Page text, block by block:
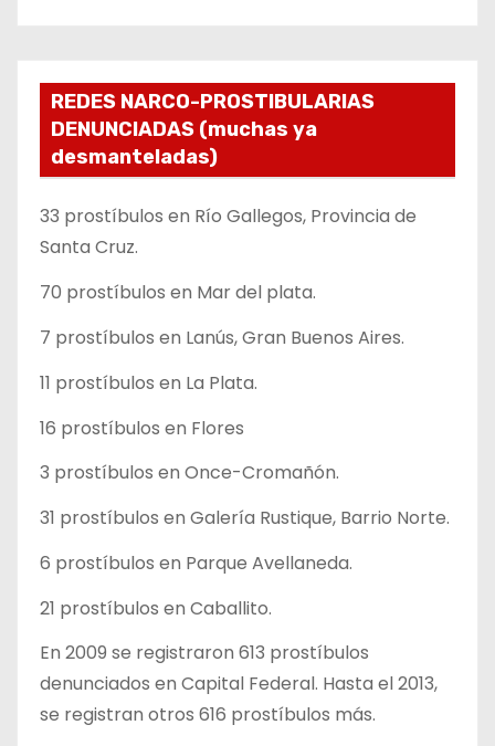
REDES NARCO-PROSTIBULARIAS
DENUNCIADAS (muchas ya
desmanteladas)
33 prostíbulos en Río Gallegos, Provincia de
Santa Cruz.
70 prostíbulos en Mar del plata.
7 prostíbulos en Lanús, Gran Buenos Aires.
11 prostíbulos en La Plata.
16 prostíbulos en Flores
3 prostíbulos en Once-Cromañón.
31 prostíbulos en Galería Rustique, Barrio Norte.
6 prostíbulos en Parque Avellaneda.
21 prostíbulos en Caballito.
En 2009 se registraron 613 prostíbulos
denunciados en Capital Federal. Hasta el 2013,
se registran otros 616 prostíbulos más.